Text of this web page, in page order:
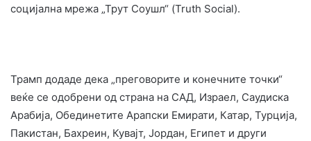
социјална мрежа „Трут Соушл“ (Truth Social).
Трамп додаде дека „преговорите и конечните точки“
веќе се одобрени од страна на САД, Израел, Саудиска
Арабија, Обединетите Арапски Емирати, Катар, Турција,
Пакистан, Бахреин, Кувајт, Јордан, Египет и други